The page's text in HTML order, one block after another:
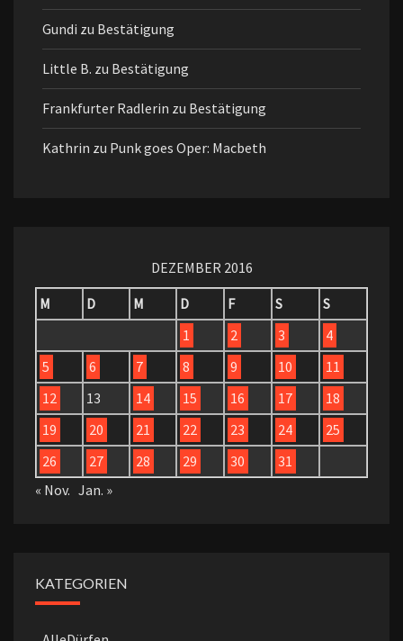
Gundi zu Bestätigung
Little B. zu Bestätigung
Frankfurter Radlerin zu Bestätigung
Kathrin zu Punk goes Oper: Macbeth
DEZEMBER 2016
M
D M D F S
S
1
2 3
4
5
6 7 8 9 10
11
12
13 14 15 16 17
18
19
20 21 22 23 24
25
26
27 28 29 30
31
« Nov. Jan. »
KATEGORIEN